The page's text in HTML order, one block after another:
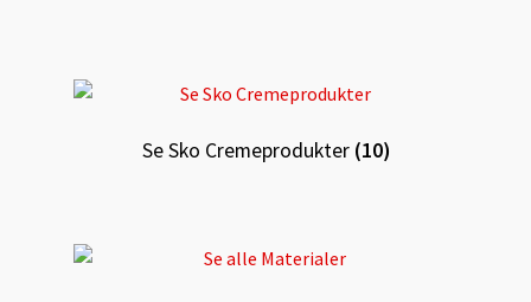
Se Sko Cremeprodukter (10)